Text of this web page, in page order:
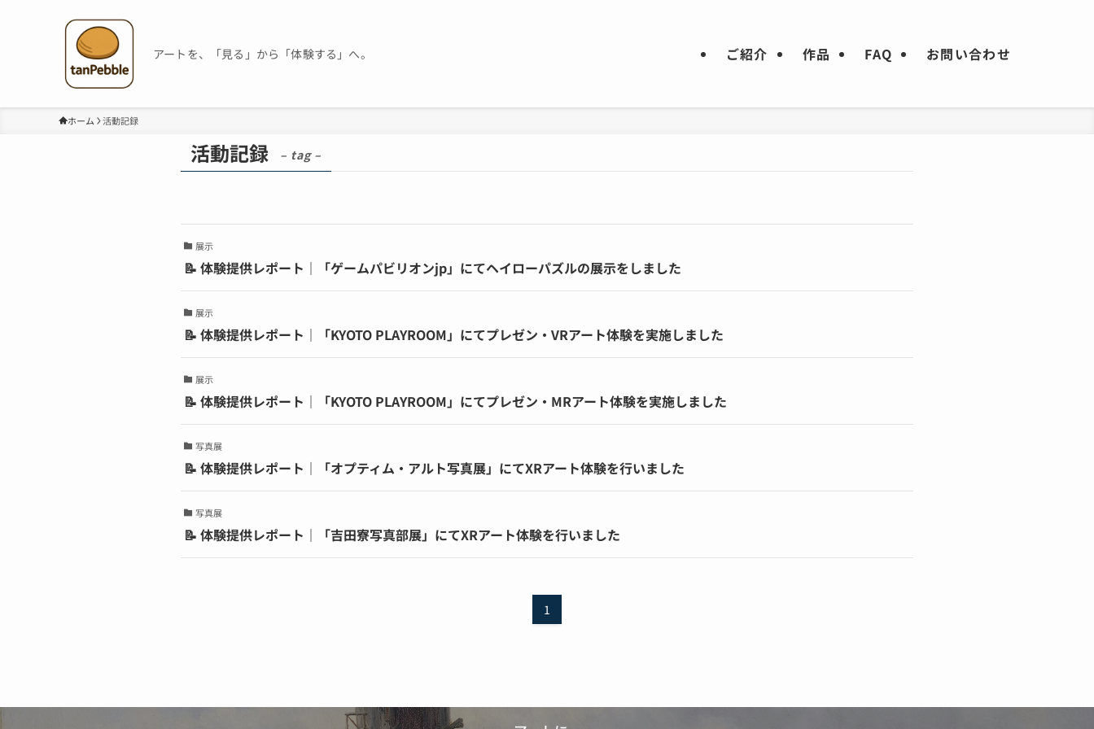
アートを、「見る」から「体験する」へ。 ご紹介 作品 FAQ お問い合わせ
ホーム 活動記録
活動記録 – tag –
展示
📝 体験提供レポート｜「ゲームパビリオンjp」にてヘイローパズルの展示をしました
展示
📝 体験提供レポート｜「KYOTO PLAYROOM」にてプレゼン・VRアート体験を実施しました
展示
📝 体験提供レポート｜「KYOTO PLAYROOM」にてプレゼン・MRアート体験を実施しました
写真展
📝 体験提供レポート｜「オプティム・アルト写真展」にてXRアート体験を行いました
写真展
📝 体験提供レポート｜「吉田寮写真部展」にてXRアート体験を行いました
1